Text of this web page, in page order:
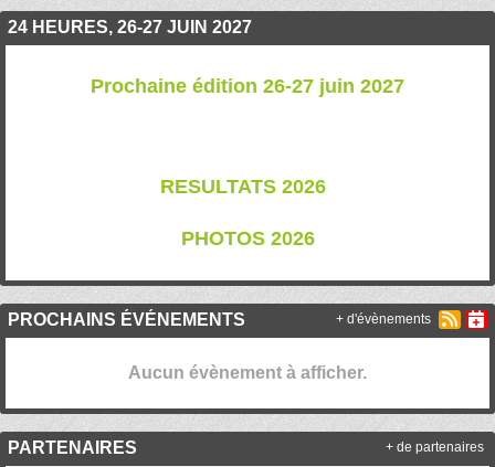
24 HEURES, 26-27 JUIN 2027
Prochaine édition 26-27 juin 2027
RESULTATS 2026
PHOTOS 2026
PROCHAINS ÉVÉNEMENTS
Aucun évènement à afficher.
+ d'évènements
PARTENAIRES + de partenaires